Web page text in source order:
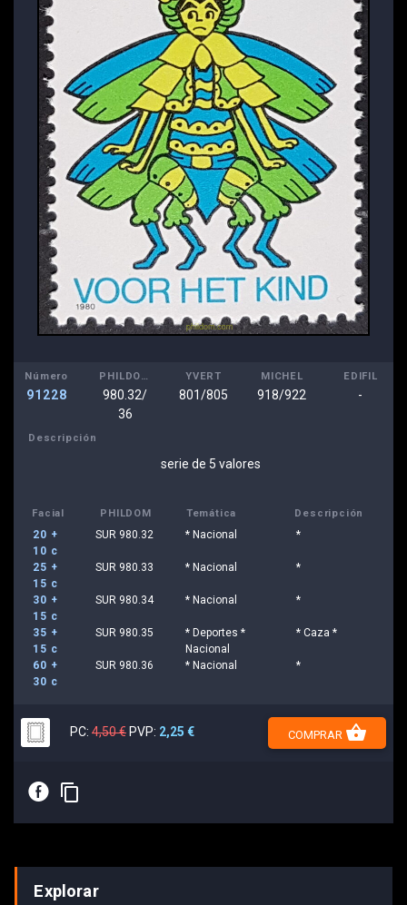
Número
91228
PHILDOM
980.32/
36
YVERT
801/805
MICHEL
918/922
EDIFIL
-
Descripción
serie de 5 valores
Facial PHILDOM Temática Descripción
20 +
10 c
SUR 980.32 * Nacional *
25 +
15 c
SUR 980.33 * Nacional *
30 +
15 c
SUR 980.34 * Nacional *
35 +
15 c
SUR 980.35
* Deportes *
Nacional
* Caza *
60 +
30 c
SUR 980.36 * Nacional *
PC: 4,50 € PVP: 2,25 € COMPRAR shopping_basket
E content_copy
Explorar